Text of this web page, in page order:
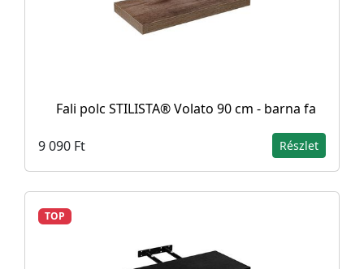
Fali polc STILISTA® Volato 90 cm - barna fa
9 090 Ft Részlet
TOP